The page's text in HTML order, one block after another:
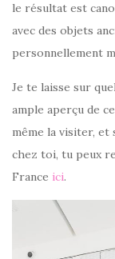
le résultat est
avec des objets
personnellement
Je te laisse sur
ample aperçu de
même la visiter, et
chez toi, tu peux
France ici.